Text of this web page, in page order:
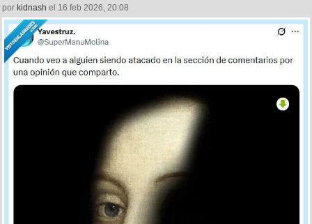
por kidnash el 16 feb 2026, 20:08